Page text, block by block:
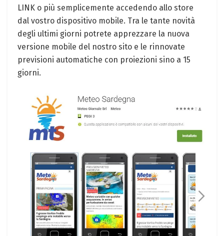
LINK o più semplicemente accedendo allo store
dal vostro dispositivo mobile. Tra le tante novità
degli ultimi giorni potrete apprezzare la nuova
versione mobile del nostro sito e le rinnovate
previsioni automatiche con proiezioni sino a 15
giorni.